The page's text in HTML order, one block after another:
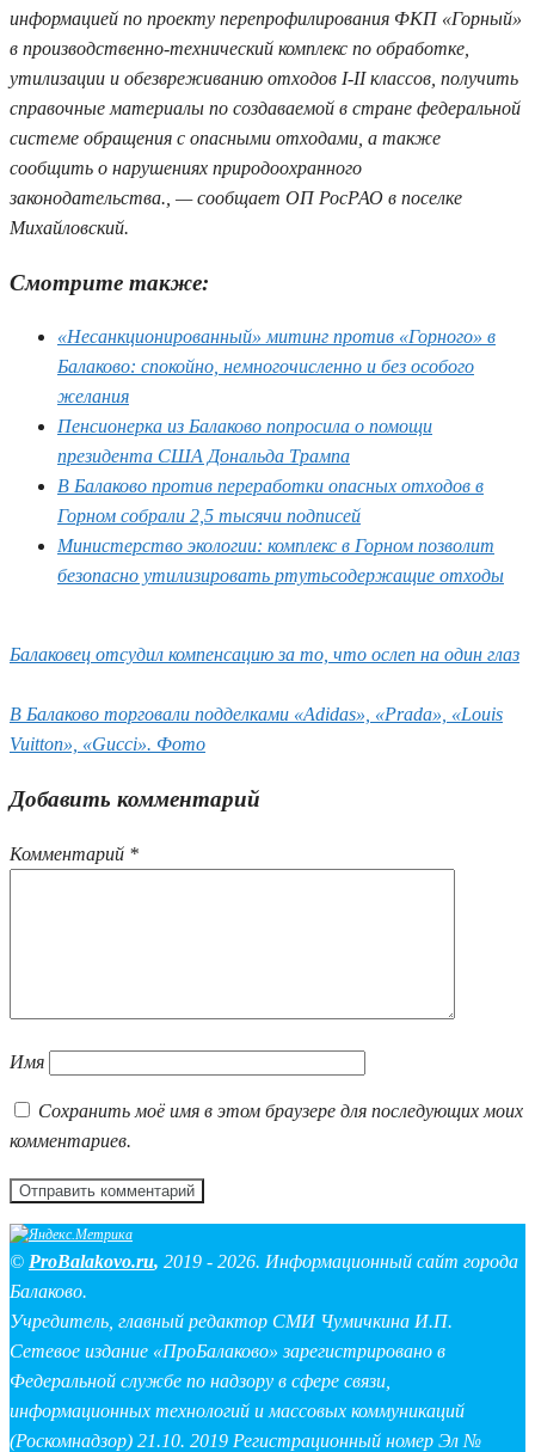
информацией по проекту перепрофилирования ФКП «Горный»
в производственно-технический комплекс по обработке,
утилизации и обезвреживанию отходов I-II классов, получить
справочные материалы по создаваемой в стране федеральной
системе обращения с опасными отходами, а также
сообщить о нарушениях природоохранного
законодательства., — сообщает ОП РосРАО в поселке
Михайловский.
Смотрите также:
«Несанкционированный» митинг против «Горного» в
Балаково: спокойно, немногочисленно и без особого
желания
Пенсионерка из Балаково попросила о помощи
президента США Дональда Трампа
В Балаково против переработки опасных отходов в
Горном собрали 2,5 тысячи подписей
Министерство экологии: комплекс в Горном позволит
безопасно утилизировать ртутьсодержащие отходы
Балаковец отсудил компенсацию за то, что ослеп на один глаз
В Балаково торговали подделками «Adidas», «Prada», «Louis
Vuitton», «Gucci». Фото
Добавить комментарий
Комментарий *
Имя
Сохранить моё имя в этом браузере для последующих моих
комментариев.
© ProBalakovo.ru, 2019 - 2026. Информационный сайт города
Балаково.
Учредитель, главный редактор СМИ Чумичкина И.П.
Сетевое издание «ПроБалаково» зарегистрировано в
Федеральной службе по надзору в сфере связи,
информационных технологий и массовых коммуникаций
(Роскомнадзор) 21.10. 2019 Регистрационный номер Эл №